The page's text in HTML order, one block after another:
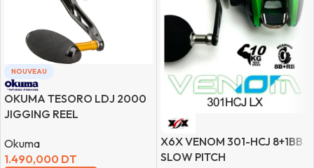
NOUVEAU
OKUMA TESORO LDJ 2000
JIGGING REEL
Okuma
1.490,000 DT
X6X VENOM 301-HCJ 8+1BB
SLOW PITCH